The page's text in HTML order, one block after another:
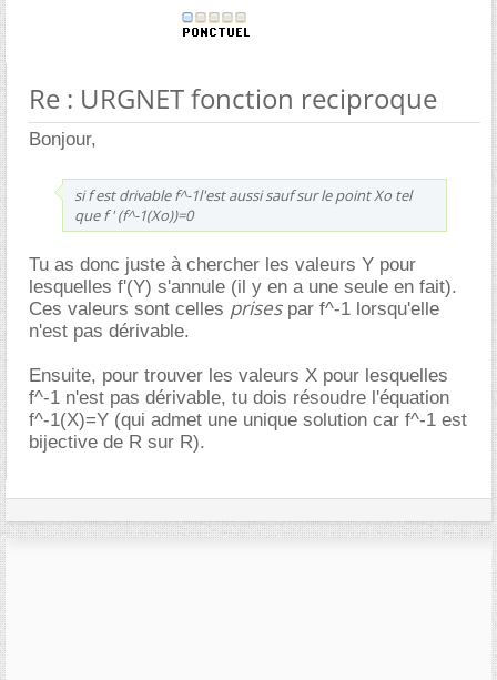
Re : URGNET fonction reciproque
Bonjour,
si f est drivable f^-1l'est aussi sauf sur le point Xo tel
que f ' (f^-1(Xo))=0
Tu as donc juste à chercher les valeurs Y pour
lesquelles f'(Y) s'annule (il y en a une seule en fait).
Ces valeurs sont celles prisespar f^-1 lorsqu'elle
n'est pas dérivable.
Ensuite, pour trouver les valeurs X pour lesquelles
f^-1 n'est pas dérivable, tu dois résoudre l'équation
f^-1(X)=Y (qui admet une unique solution car f^-1 est
bijective de R sur R).